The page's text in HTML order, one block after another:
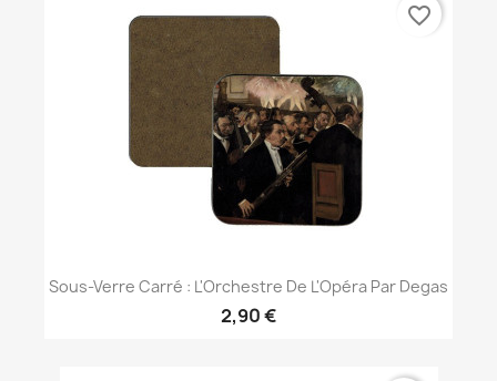
Sous-Verre Carré : L'Orchestre De L'Opéra Par Degas
2,90 €
favorite_border